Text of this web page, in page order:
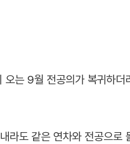
오는 9월 전공의가 복귀하
라도 같은 연차와 전공으로